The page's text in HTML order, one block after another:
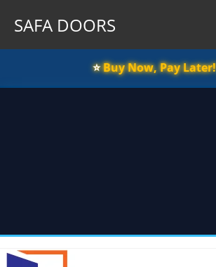
SAFA DOORS
⭐️Buy Now, Pay Later!